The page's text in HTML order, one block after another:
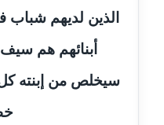
مدونة
عاملة
عاملة
الذين لديهم شباب
أبنائهم هم سيف
سيخلص من إبنته